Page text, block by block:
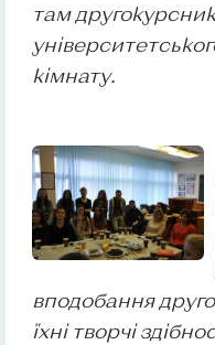
там
кімнату.
вподобання
їхні творчі